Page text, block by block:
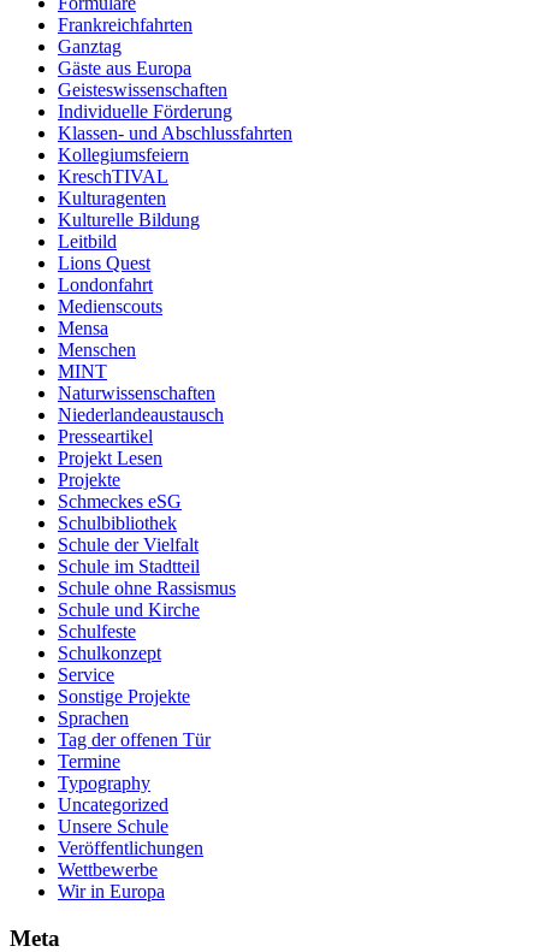
Frankreichfahrten
Ganztag
Gäste aus Europa
Geisteswissenschaften
Individuelle Förderung
Klassen- und Abschlussfahrten
Kollegiumsfeiern
KreschTIVAL
Kulturagenten
Kulturelle Bildung
Leitbild
Lions Quest
Londonfahrt
Medienscouts
Mensa
Menschen
MINT
Naturwissenschaften
Niederlandeaustausch
Presseartikel
Projekt Lesen
Projekte
Schmeckes eSG
Schulbibliothek
Schule der Vielfalt
Schule im Stadtteil
Schule ohne Rassismus
Schule und Kirche
Schulfeste
Schulkonzept
Service
Sonstige Projekte
Sprachen
Tag der offenen Tür
Termine
Typography
Uncategorized
Unsere Schule
Veröffentlichungen
Wettbewerbe
Wir in Europa
Meta